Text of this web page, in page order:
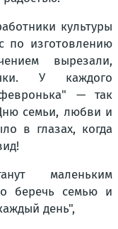
культуры
по изготовлению
вырезали,
У каждого
— так
семьи, любви и
в глазах, когда
маленьким
беречь семью и
день",